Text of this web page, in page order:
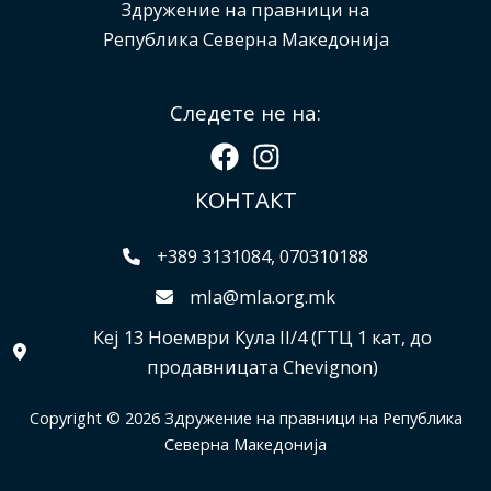
Здружение на правници на
Република Северна Македонија
Следете не на:
КОНТАКТ
+389 3131084, 070310188
mla@mla.org.mk
Кеј 13 Ноември Кула II/4 (ГТЦ 1 кат, до
продавницата Chevignon)
Copyright © 2026 Здружение на правници на Република
Северна Македонија